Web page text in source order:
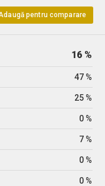
pentru comparare
16 %
47 %
25 %
0 %
7 %
0 %
0 %